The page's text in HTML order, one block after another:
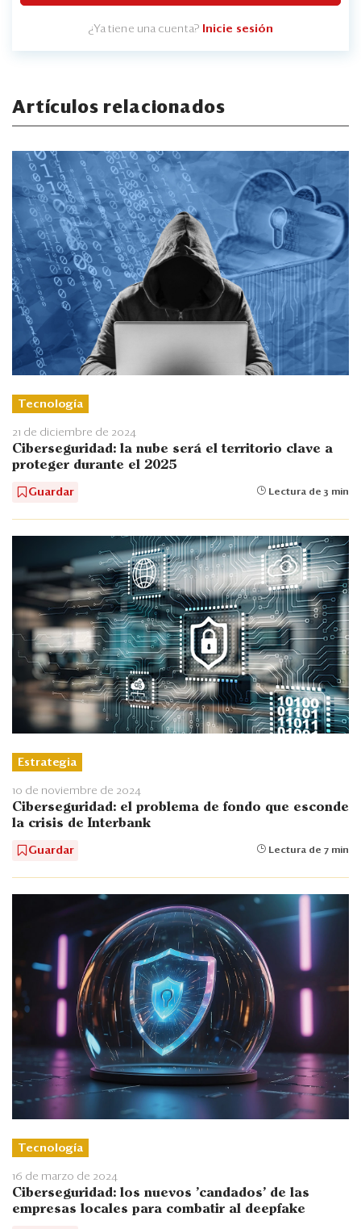
¿Ya tiene una cuenta? Inicie sesión
Artículos relacionados
Tecnología
21 de diciembre de 2024
Ciberseguridad: la nube será el territorio clave a
proteger durante el 2025
Guardar Lectura de 3 min
Estrategia
10 de noviembre de 2024
Ciberseguridad: el problema de fondo que esconde
la crisis de Interbank
Guardar Lectura de 7 min
Tecnología
16 de marzo de 2024
Ciberseguridad: los nuevos 'candados' de las
empresas locales para combatir al deepfake